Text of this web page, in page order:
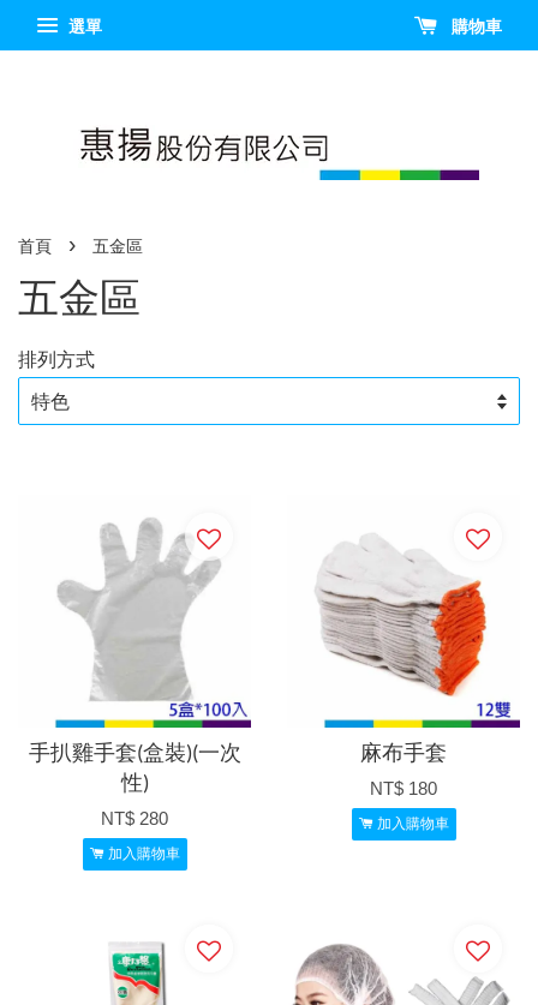
選單 購物車
首頁 › 五金區
五金區
排列方式
手扒雞手套(盒裝)(一次
性)
NT$ 280
加入購物車
麻布手套
NT$ 180
加入購物車